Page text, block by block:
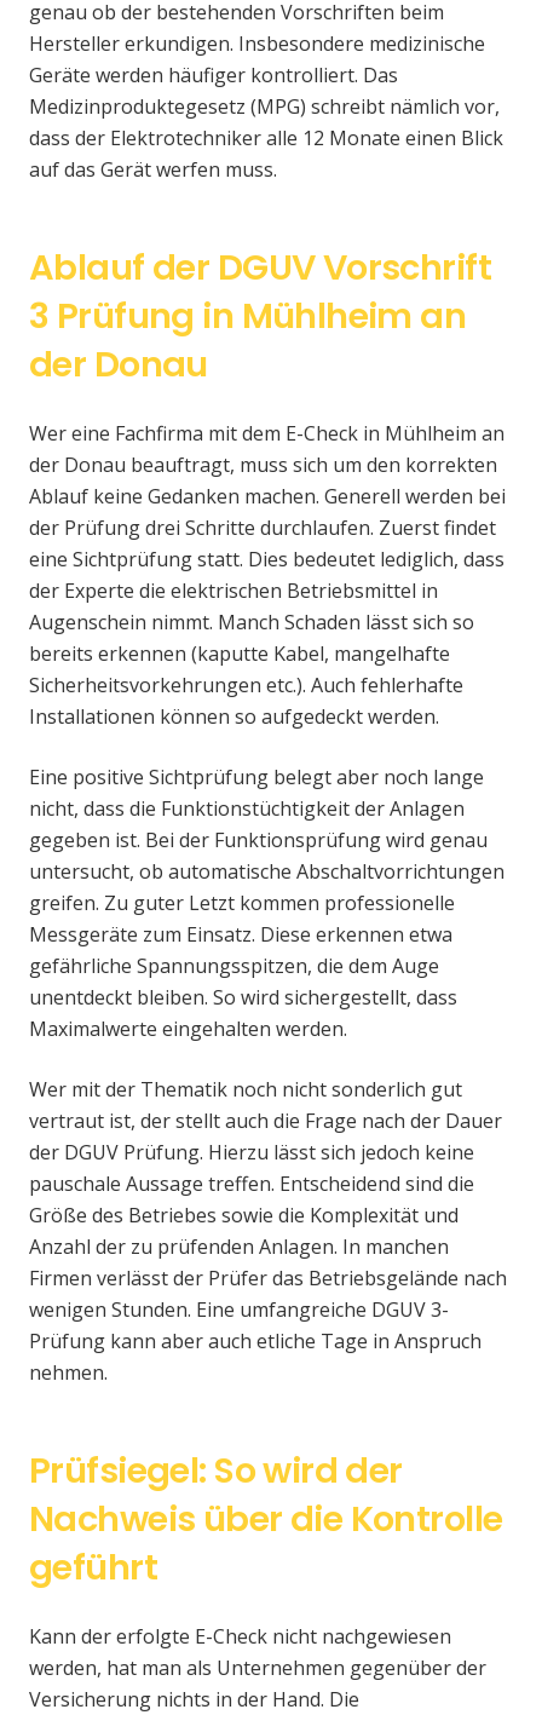
genau ob der bestehenden Vorschriften beim
Hersteller erkundigen. Insbesondere medizinische
Geräte werden häufiger kontrolliert. Das
Medizinproduktegesetz (MPG) schreibt nämlich vor,
dass der Elektrotechniker alle 12 Monate einen Blick
auf das Gerät werfen muss.
Ablauf der DGUV Vorschrift
3 Prüfung in Mühlheim an
der Donau
Wer eine Fachfirma mit dem E-Check in Mühlheim an
der Donau beauftragt, muss sich um den korrekten
Ablauf keine Gedanken machen. Generell werden bei
der Prüfung drei Schritte durchlaufen. Zuerst findet
eine Sichtprüfung statt. Dies bedeutet lediglich, dass
der Experte die elektrischen Betriebsmittel in
Augenschein nimmt. Manch Schaden lässt sich so
bereits erkennen (kaputte Kabel, mangelhafte
Sicherheitsvorkehrungen etc.). Auch fehlerhafte
Installationen können so aufgedeckt werden.
Eine positive Sichtprüfung belegt aber noch lange
nicht, dass die Funktionstüchtigkeit der Anlagen
gegeben ist. Bei der Funktionsprüfung wird genau
untersucht, ob automatische Abschaltvorrichtungen
greifen. Zu guter Letzt kommen professionelle
Messgeräte zum Einsatz. Diese erkennen etwa
gefährliche Spannungsspitzen, die dem Auge
unentdeckt bleiben. So wird sichergestellt, dass
Maximalwerte eingehalten werden.
Wer mit der Thematik noch nicht sonderlich gut
vertraut ist, der stellt auch die Frage nach der Dauer
der DGUV Prüfung. Hierzu lässt sich jedoch keine
pauschale Aussage treffen. Entscheidend sind die
Größe des Betriebes sowie die Komplexität und
Anzahl der zu prüfenden Anlagen. In manchen
Firmen verlässt der Prüfer das Betriebsgelände nach
wenigen Stunden. Eine umfangreiche DGUV 3-
Prüfung kann aber auch etliche Tage in Anspruch
nehmen.
Prüfsiegel: So wird der
Nachweis über die Kontrolle
geführt
Kann der erfolgte E-Check nicht nachgewiesen
werden, hat man als Unternehmen gegenüber der
Versicherung nichts in der Hand. Die